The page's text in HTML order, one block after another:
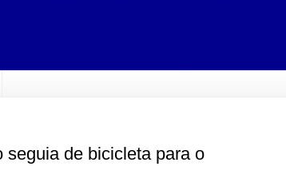
seguia de bicicleta para o